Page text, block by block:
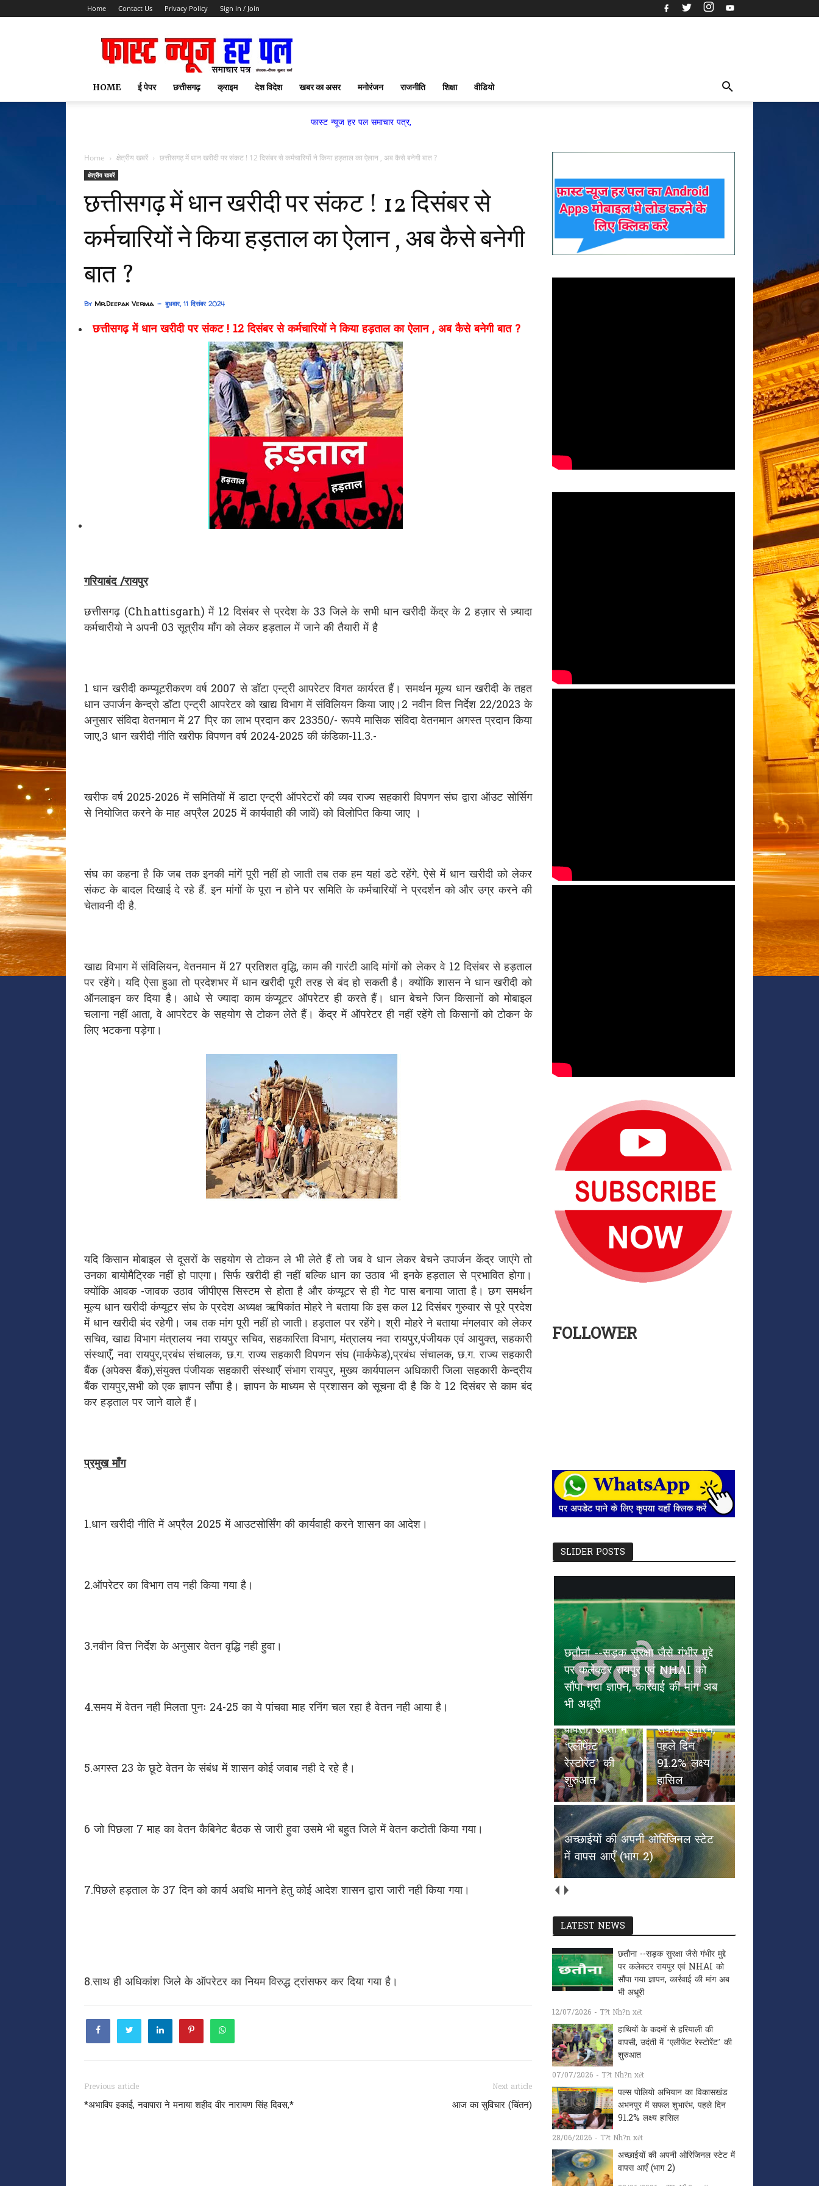
Home Contact Us Privacy Policy Sign in / Join
HOME ई पेपर छत्तीसगढ़ क्राइम देश विदेश खबर का असर मनोरंजन राजनीति शिक्षा वीडियो
फास्ट न्यूज हर पल समाचार पत्र,
Home क्षेत्रीय खबरें छत्तीसगढ़ में धान खरीदी पर संकट ! 12 दिसंबर से कर्मचारियों ने किया हड़ताल का ऐलान , अब कैसे बनेगी बात ?
क्षेत्रीय खबरें
छत्तीसगढ़ में धान खरीदी पर संकट ! 12 दिसंबर से
कर्मचारियों ने किया हड़ताल का ऐलान , अब कैसे बनेगी
बात ?
By Mr.Deepak Verma बुधवार, 11 दिसंबर 2024
छत्तीसगढ़ में धान खरीदी पर संकट ! 12 दिसंबर से कर्मचारियों ने किया हड़ताल का ऐलान , अब कैसे बनेगी बात ?
गरियाबंद /रायपुर
छत्तीसगढ़ (Chhattisgarh) में 12 दिसंबर से प्रदेश के 33 जिले के सभी धान खरीदी केंद्र के 2 हज़ार से ज़्यादा
कर्मचारीयो ने अपनी 03 सूत्रीय माँग को लेकर हड़ताल में जाने की तैयारी में है
1 धान खरीदी कम्प्यूटरीकरण वर्ष 2007 से डॉटा एन्ट्री आपरेटर विगत कार्यरत हैं। समर्थन मूल्य धान खरीदी के तहत
धान उपार्जन केन्द्रो डॉटा एन्ट्री आपरेटर को खाद्य विभाग में संविलियन किया जाए।2 नवीन वित्त निर्देश 22/2023 के
अनुसार संविदा वेतनमान में 27 प्रि का लाभ प्रदान कर 23350/- रूपये मासिक संविदा वेतनमान अगस्त प्रदान किया
जाए,3 धान खरीदी नीति खरीफ विपणन वर्ष 2024-2025 की कंडिका-11.3.-
खरीफ वर्ष 2025-2026 में समितियों में डाटा एन्ट्री ऑपरेटरों की व्यव राज्य सहकारी विपणन संघ द्वारा ऑउट सोर्सिग
से नियोजित करने के माह अप्रैल 2025 में कार्यवाही की जावें) को विलोपित किया जाए ।
संघ का कहना है कि जब तक इनकी मांगें पूरी नहीं हो जाती तब तक हम यहां डटे रहेंगे. ऐसे में धान खरीदी को लेकर
संकट के बादल दिखाई दे रहे हैं. इन मांगों के पूरा न होने पर समिति के कर्मचारियों ने प्रदर्शन को और उग्र करने की
चेतावनी दी है.
खाद्य विभाग में संविलियन, वेतनमान में 27 प्रतिशत वृद्धि, काम की गारंटी आदि मांगों को लेकर वे 12 दिसंबर से हड़ताल
पर रहेंगे। यदि ऐसा हुआ तो प्रदेशभर में धान खरीदी पूरी तरह से बंद हो सकती है। क्योंकि शासन ने धान खरीदी को
ऑनलाइन कर दिया है। आधे से ज्यादा काम कंप्यूटर ऑपरेटर ही करते हैं। धान बेचने जिन किसानों को मोबाइल
चलाना नहीं आता, वे आपरेटर के सहयोग से टोकन लेते हैं। केंद्र में ऑपरेटर ही नहीं रहेंगे तो किसानों को टोकन के
लिए भटकना पड़ेगा।
यदि किसान मोबाइल से दूसरों के सहयोग से टोकन ले भी लेते हैं तो जब वे धान लेकर बेचने उपार्जन केंद्र जाएंगे तो
उनका बायोमैट्रिक नहीं हो पाएगा। सिर्फ खरीदी ही नहीं बल्कि धान का उठाव भी इनके हड़ताल से प्रभावित होगा।
क्योंकि आवक -जावक उठाव जीपीएस सिस्टम से होता है और कंप्यूटर से ही गेट पास बनाया जाता है। छग समर्थन
मूल्य धान खरीदी कंप्यूटर संघ के प्रदेश अध्यक्ष ऋषिकांत मोहरे ने बताया कि इस कल 12 दिसंबर गुरुवार से पूरे प्रदेश
में धान खरीदी बंद रहेगी। जब तक मांग पूरी नहीं हो जाती। हड़ताल पर रहेंगे। श्री मोहरे ने बताया मंगलवार को लेकर
सचिव, खाद्य विभाग मंत्रालय नवा रायपुर सचिव, सहकारिता विभाग, मंत्रालय नवा रायपुर,पंजीयक एवं आयुक्त, सहकारी
संस्थाएँ, नवा रायपुर,प्रबंध संचालक, छ.ग. राज्य सहकारी विपणन संघ (मार्कफेड),प्रबंध संचालक, छ.ग. राज्य सहकारी
बैंक (अपेक्स बैंक),संयुक्त पंजीयक सहकारी संस्थाएँ संभाग रायपुर, मुख्य कार्यपालन अधिकारी जिला सहकारी केन्द्रीय
बैंक रायपुर,सभी को एक ज्ञापन सौंपा है। ज्ञापन के माध्यम से प्रशासन को सूचना दी है कि वे 12 दिसंबर से काम बंद
कर हड़ताल पर जाने वाले हैं।
प्रमुख माँग
1.धान खरीदी नीति में अप्रैल 2025 में आउटसोर्सिंग की कार्यवाही करने शासन का आदेश।
2.ऑपरेटर का विभाग तय नही किया गया है।
3.नवीन वित्त निर्देश के अनुसार वेतन वृद्धि नही हुवा।
4.समय में वेतन नही मिलता पुनः 24-25 का ये पांचवा माह रनिंग चल रहा है वेतन नही आया है।
5.अगस्त 23 के छूटे वेतन के संबंध में शासन कोई जवाब नही दे रहे है।
6 जो पिछला 7 माह का वेतन कैबिनेट बैठक से जारी हुवा उसमे भी बहुत जिले में वेतन कटोती किया गया।
7.पिछले हड़ताल के 37 दिन को कार्य अवधि मानने हेतु कोई आदेश शासन द्वारा जारी नही किया गया।
8.साथ ही अधिकांश जिले के ऑपरेटर का नियम विरुद्ध ट्रांसफर कर दिया गया है।
Previous article
*अभाविप इकाई, नवापारा ने मनाया शहीद वीर नारायण सिंह दिवस,*
Next article
आज का सुविचार (चिंतन)
FOLLOWER
SLIDER POSTS
छतौना --सड़क सुरक्षा जैसे गंभीर मुद्दे
पर कलेक्टर रायपुर एवं NHAI को
सौंपा गया ज्ञापन, कार्रवाई की मांग अब
भी अधूरी
हाथियों के
कदमों से
हरियाली की
वापसी, उदंती में
‘एलीफेंट
रेस्टोरेंट’ की
शुरुआत
पल्स पोलियो
अभियान का
विकासखंड
अभनपुर में
सफल शुभारंभ,
पहले दिन
91.2% लक्ष्य
हासिल
अच्छाईयों की अपनी ओरिजिनल स्टेट
में वापस आएँ (भाग 2)
LATEST NEWS
छतौना --सड़क सुरक्षा जैसे गंभीर मुद्दे
पर कलेक्टर रायपुर एवं NHAI को
सौंपा गया ज्ञापन, कार्रवाई की मांग अब
भी अधूरी
12/07/2026 - T?t Nh?n xét
हाथियों के कदमों से हरियाली की
वापसी, उदंती में ‘एलीफेंट रेस्टोरेंट’ की
शुरुआत
07/07/2026 - T?t Nh?n xét
पल्स पोलियो अभियान का विकासखंड
अभनपुर में सफल शुभारंभ, पहले दिन
91.2% लक्ष्य हासिल
28/06/2026 - T?t Nh?n xét
अच्छाईयों की अपनी ओरिजिनल स्टेट में
वापस आएँ (भाग 2)